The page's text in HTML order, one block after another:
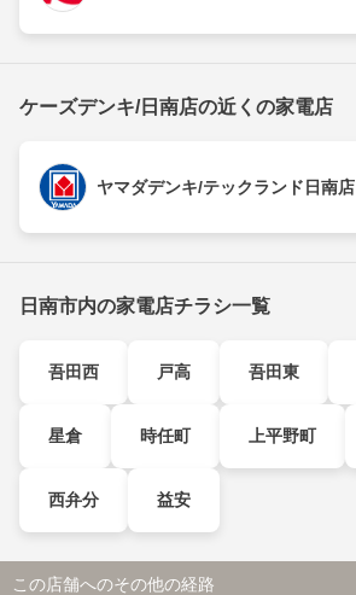
ケーズデンキ/日南店の近くの家電店
ヤマダデンキ/テックランド日南店
日南市内の家電店チラシ一覧
吾田西 戸高 吾田東
星倉 時任町 上平野町
西弁分 益安
この店舗へのその他の経路